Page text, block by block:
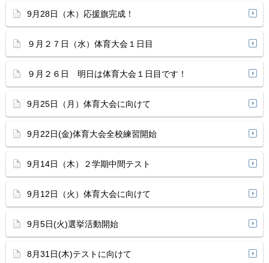
9月28日（木）応援旗完成！
９月２７日（水）体育大会１日目
９月２６日 明日は体育大会１日目です！
9月25日（月）体育大会に向けて
9月22日(金)体育大会全校練習開始
9月14日（木）２学期中間テスト
9月12日（火）体育大会に向けて
9月5日(火)選挙活動開始
8月31日(木)テストに向けて